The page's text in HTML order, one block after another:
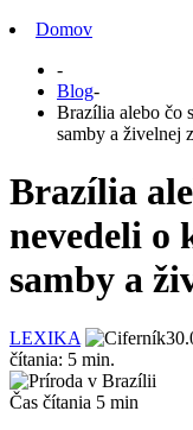
Domov
-
Blog-
Brazília alebo čo
samby a živelnej
Brazília
nevedeli o
samby a
LEXIKA
čítania: 5 min.
Čas čítania 5 min